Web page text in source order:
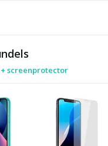
+ screenprotector